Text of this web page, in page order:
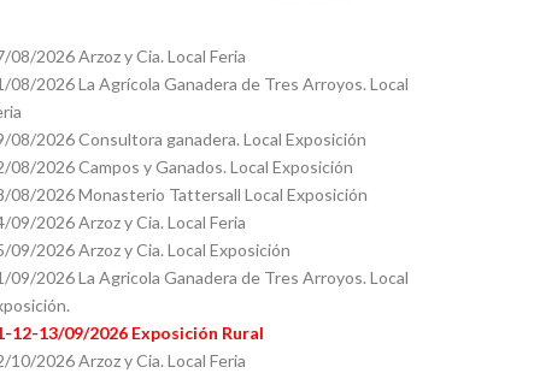
08/2026 Arzoz y Cia. Local Feria
08/2026 La Agrícola Ganadera de Tres Arroyos. Local
08/2026 Consultora ganadera. Local Exposición
08/2026 Campos y Ganados. Local Exposición
08/2026 Monasterio Tattersall Local Exposición
09/2026 Arzoz y Cia. Local Feria
09/2026 Arzoz y Cia. Local Exposición
09/2026 La Agricola Ganadera de Tres Arroyos. Local
12-13/09/2026 Exposición Rural
10/2026 Arzoz y Cia. Local Feria